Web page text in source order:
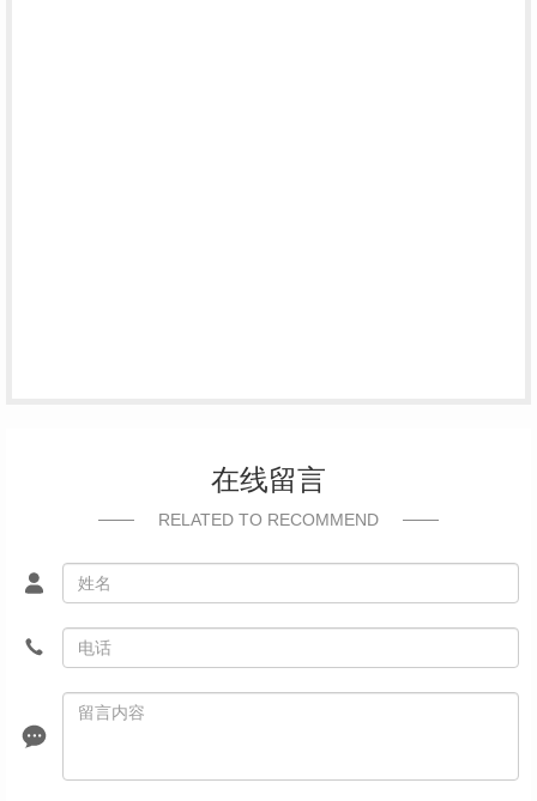
在线留言
RELATED TO RECOMMEND